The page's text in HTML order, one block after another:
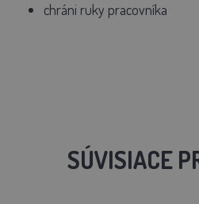
chráni ruky pracovníka
SÚVISIACE